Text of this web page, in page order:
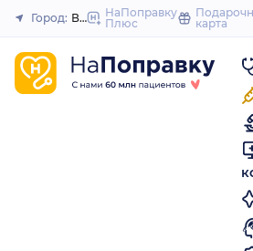
Закрыть
Город: ВоронежНаПоправку
Плюс
карта